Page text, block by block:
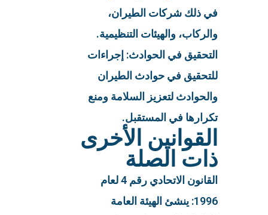
في ذلك شركات الطيران،
والركاب، والهيئات التنظيمية.
التحقيق في الحوادث: إجراءات
للتحقيق في حوادث الطيران
والحوادث لتعزيز السلامة ومنع
تكرارها في المستقبل.
القوانين الأخرى
ذات الصلة
القانون الاتحادي رقم 4 لعام
1996: ينشئ الهيئة العامة